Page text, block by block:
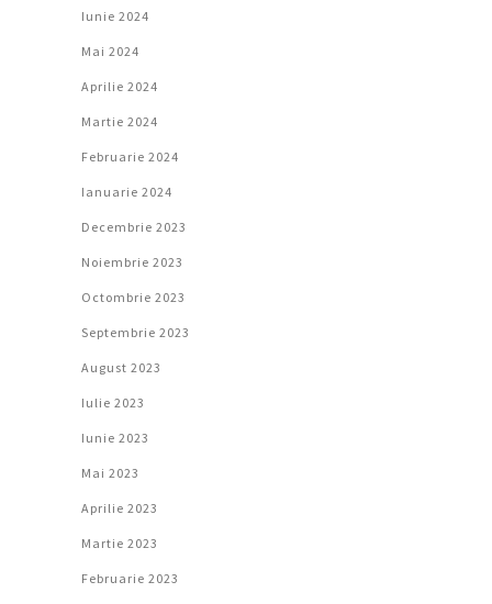
Iunie 2024
Mai 2024
Aprilie 2024
Martie 2024
Februarie 2024
Ianuarie 2024
Decembrie 2023
Noiembrie 2023
Octombrie 2023
Septembrie 2023
August 2023
Iulie 2023
Iunie 2023
Mai 2023
Aprilie 2023
Martie 2023
Februarie 2023